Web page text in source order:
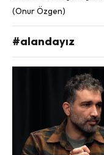
(Onur Özgen)
#alandayız